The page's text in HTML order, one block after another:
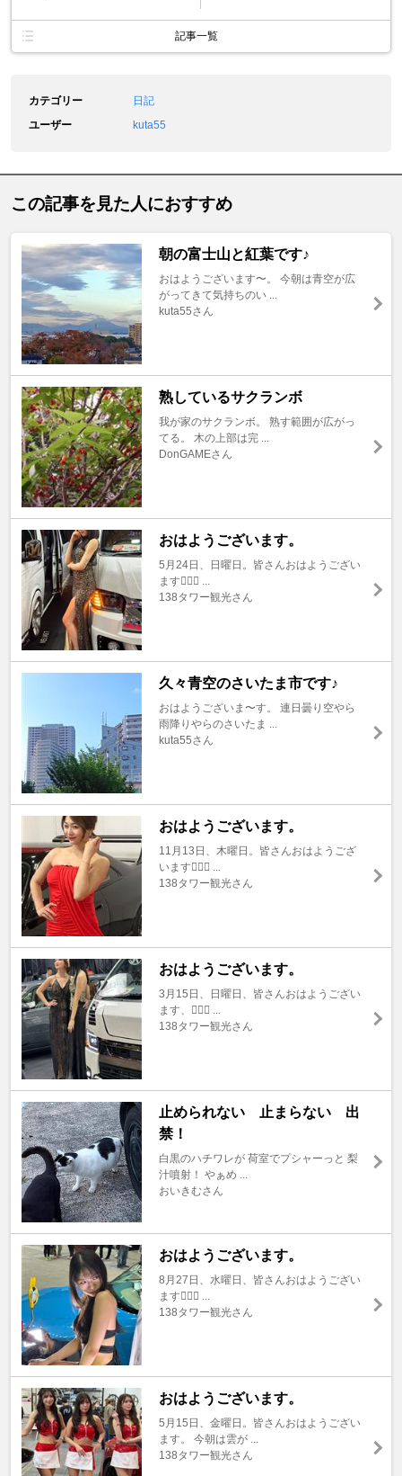
記事一覧
カテゴリー
日記
ユーザー
kuta55
この記事を見た人におすすめ
朝の富士山と紅葉です♪
おはようございます〜。 今朝は青空が広
がってきて気持ちのい ...
kuta55さん
熟しているサクランボ
我が家のサクランボ。 熟す範囲が広がっ
てる。 木の上部は完 ...
DonGAMEさん
おはようございます。
5月24日、日曜日。皆さんおはようござい
ます🙇🏼‍♂️ ...
138タワー観光さん
久々青空のさいたま市です♪
おはようございま〜す。 連日曇り空やら
雨降りやらのさいたま ...
kuta55さん
おはようございます。
11月13日、木曜日。皆さんおはようござ
います🙇🏼‍♂ ...
138タワー観光さん
おはようございます。
3月15日、日曜日、皆さんおはようござい
ます、🙇🏼‍♂ ...
138タワー観光さん
止められない 止まらない 出
禁！
白黒のハチワレが 荷室でプシャーっと 梨
汁噴射！ やぁめ ...
おいきむさん
おはようございます。
8月27日、水曜日、皆さんおはようござい
ます🙇🏼‍♂️ ...
138タワー観光さん
おはようございます。
5月15日、金曜日。皆さんおはようござい
ます。 今朝は雲が ...
138タワー観光さん